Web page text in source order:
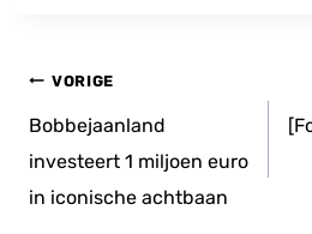
Bericht
navigatie
VORIGE
Bobbejaanland
investeert 1 miljoen euro
in iconische achtbaan